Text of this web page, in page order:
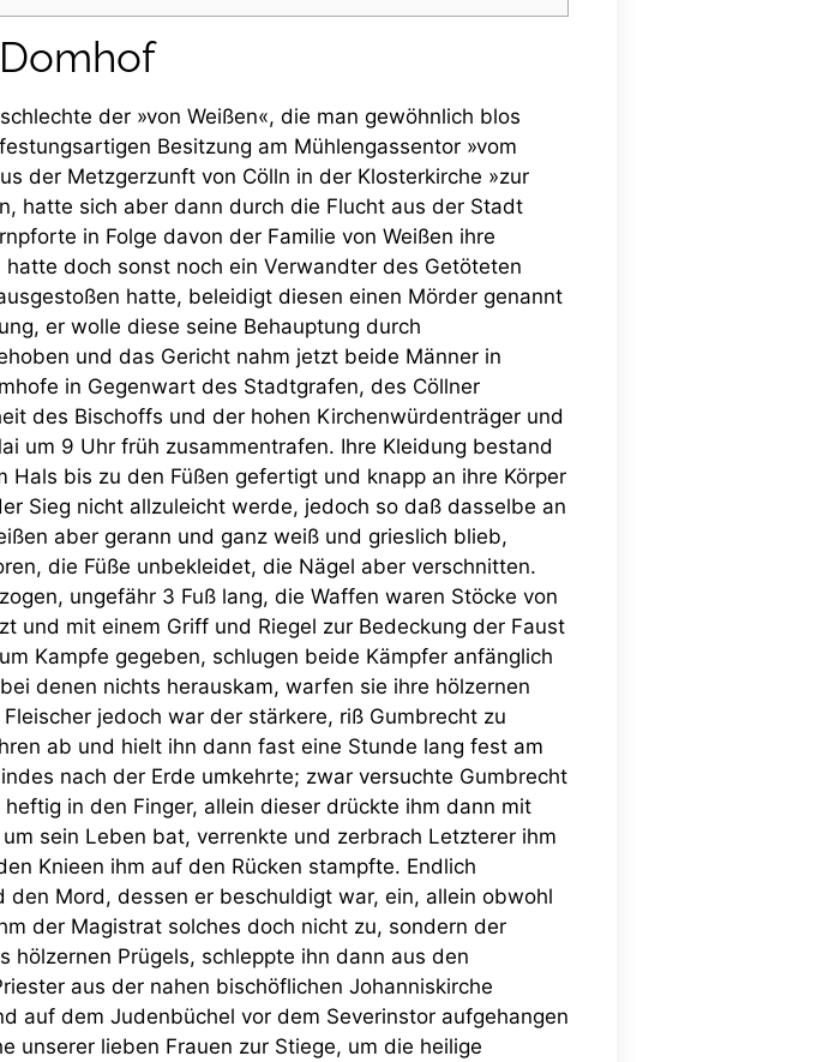
der »von Weißen«, die man gewöhnlich blos
Besitzung am Mühlengassentor »vom
der Metzgerzunft von Cölln in der Klosterkirche »zur
hatte sich aber dann durch die Flucht aus der Stadt
in Folge davon der Familie von Weißen ihre
doch sonst noch ein Verwandter des Getöteten
hatte, beleidigt diesen einen Mörder genannt
er wolle diese seine Behauptung durch
und das Gericht nahm jetzt beide Männer in
in Gegenwart des Stadtgrafen, des Cöllner
des Bischoffs und der hohen Kirchenwürdenträger und
um 9 Uhr früh zusammentrafen. Ihre Kleidung bestand
bis zu den Füßen gefertigt und knapp an ihre Körper
Sieg nicht allzuleicht werde, jedoch so daß dasselbe an
aber gerann und ganz weiß und grieslich blieb,
die Füße unbekleidet, die Nägel aber verschnitten.
ungefähr 3 Fuß lang, die Waffen waren Stöcke von
und mit einem Griff und Riegel zur Bedeckung der Faust
Kampfe gegeben, schlugen beide Kämpfer anfänglich
denen nichts herauskam, warfen sie ihre hölzernen
jedoch war der stärkere, riß Gumbrecht zu
ab und hielt ihn dann fast eine Stunde lang fest am
nach der Erde umkehrte; zwar versuchte Gumbrecht
in den Finger, allein dieser drückte ihm dann mit
sein Leben bat, verrenkte und zerbrach Letzterer ihm
Knieen ihm auf den Rücken stampfte. Endlich
Mord, dessen er beschuldigt war, ein, allein obwohl
der Magistrat solches doch nicht zu, sondern der
hölzernen Prügels, schleppte ihn dann aus den
aus der nahen bischöflichen Johanniskirche
auf dem Judenbüchel vor dem Severinstor aufgehangen
unserer lieben Frauen zur Stiege, um die heilige